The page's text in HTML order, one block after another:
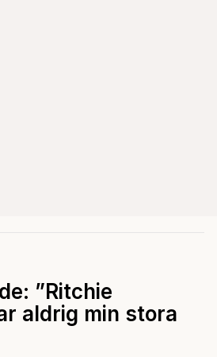
”Ritchie
aldrig min stora